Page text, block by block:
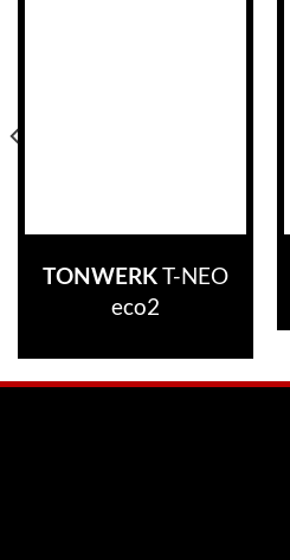
TONWERK T-NEO
eco2